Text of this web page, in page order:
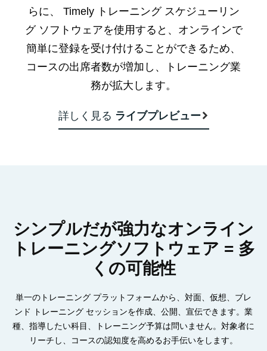
らに、 Timely トレーニング スケジューリン
グ ソフトウェアを使用すると、オンラインで
簡単に登録を受け付けることができるため、
コースの出席者数が増加し、トレーニング業
務が拡大します。
詳しく見る ライブプレビュー
シンプルだが強力なオンライン
トレーニングソフトウェア = 多
くの可能性
単一のトレーニング プラットフォームから、対面、仮想、ブレ
ンド トレーニング セッションを作成、公開、宣伝できます。業
種、指導したい科目、トレーニング予算は問いません。対象者に
リーチし、コースの認知度を高めるお手伝いをします。